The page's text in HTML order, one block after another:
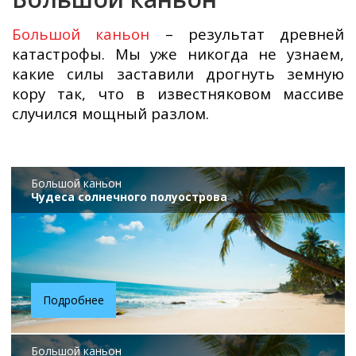
Большой каньон – результат древней
катастрофы. Мы уже никогда не узнаем,
какие силы заставили дрогнуть земную
кору так, что в известняковом массиве
случился мощный разлом.
Большой каньон
Чудеса солнечного полуострова
Подробнее
Большой каньон